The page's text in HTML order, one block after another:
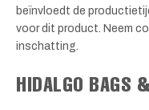
beïnvloedt de
voor dit product. Neem
inschatting.
HIDALGO BAGS